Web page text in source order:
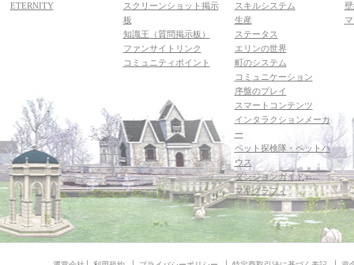
ETERNITY
スクリーンショット掲示
板
知識王（質問掲示板）
ファンサイトリンク
コミュニティポイント
スキルシステム
生産
ステータス
エリンの世界
町のシステム
コミュニケーション
序盤のプレイ
スマートコンテンツ
インタラクションメーカ
ー
ペット探検隊・ペットハ
ウス
ダンジョンガイド
マギグラフィ